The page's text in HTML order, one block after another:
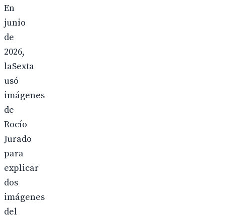
En
junio
de
2026,
laSexta
usó
imágenes
de
Rocío
Jurado
para
explicar
dos
imágenes
del